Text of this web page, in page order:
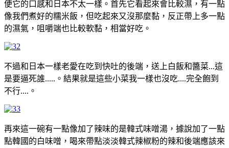
便它的口感和日本不太一樣。首先它看起來會比較濕，有一點
像我們煮好的糯米飯，但吃起來又沒那麼黏，反正帶上多一點
的濕氣，咀嚼端也比較軟黏，相當好吃。
不過和日本一樣老愛在吃到快吐的後端，送上白飯和醬菜...這
是要逼死誰.....。結果就是這些小菜我一樣也沒吃....完全飽到
不行....。
再來這一碗有一點像加了辣味的是韓式味噌湯，據說加了一點
點韓國的白味噌，喝來帶點淡淡韓式辣椒粉的辣和後端應該來